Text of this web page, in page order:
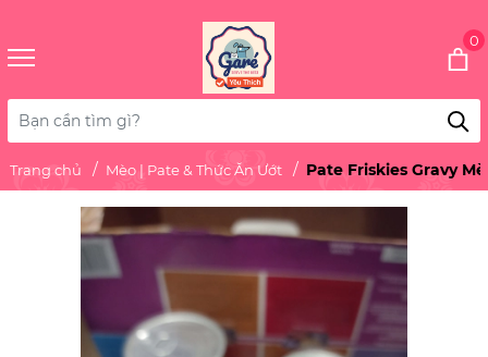
0
Trang chủ Mèo | Pate & Thức Ăn Ướt Pate Friskies Gravy